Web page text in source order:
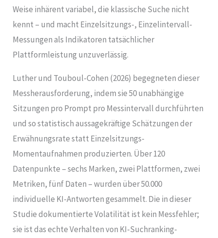
Weise inhärent variabel, die klassische Suche nicht
kennt – und macht Einzelsitzungs-, Einzelintervall-
Messungen als Indikatoren tatsächlicher
Plattformleistung unzuverlässig.
Luther und Touboul-Cohen (2026) begegneten dieser
Messherausforderung, indem sie 50 unabhängige
Sitzungen pro Prompt pro Messintervall durchführten
und so statistisch aussagekräftige Schätzungen der
Erwähnungsrate statt Einzelsitzungs-
Momentaufnahmen produzierten. Über 120
Datenpunkte – sechs Marken, zwei Plattformen, zwei
Metriken, fünf Daten – wurden über 50.000
individuelle KI-Antworten gesammelt. Die in dieser
Studie dokumentierte Volatilität ist kein Messfehler;
sie ist das echte Verhalten von KI-Suchranking-